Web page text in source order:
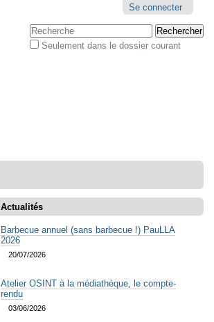
personnels
Se connecter
Chercher par
Seulement dans le dossier courant
Actualités
Barbecue annuel (sans barbecue !) PauLLA
2026
20/07/2026
Atelier OSINT à la médiathèque, le compte-
rendu
03/06/2026